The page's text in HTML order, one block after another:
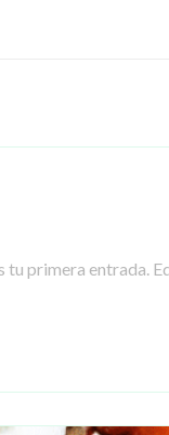
tu primera entrada.